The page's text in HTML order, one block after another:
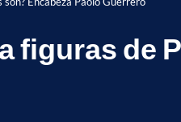
figuras de